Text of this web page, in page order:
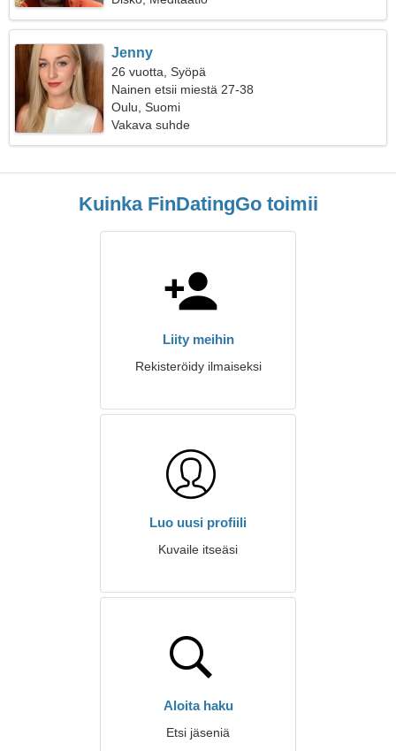
Jenny
26 vuotta, Syöpä
Nainen etsii miestä 27-38
Oulu, Suomi
Vakava suhde
Kuinka FinDatingGo toimii
Liity meihin
Rekisteröidy ilmaiseksi
Luo uusi profiili
Kuvaile itseäsi
Aloita haku
Etsi jäseniä